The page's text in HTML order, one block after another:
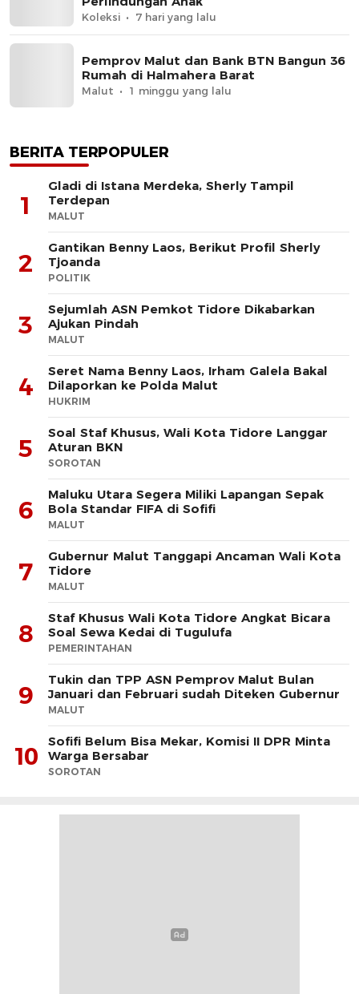
Koleksi 7 hari yang lalu
Pemprov Malut dan Bank BTN Bangun 36
Rumah di Halmahera Barat
Malut 1 minggu yang lalu
BERITA TERPOPULER
1
Gladi di Istana Merdeka, Sherly Tampil
Terdepan
MALUT
2
Gantikan Benny Laos, Berikut Profil Sherly
Tjoanda
POLITIK
3
Sejumlah ASN Pemkot Tidore Dikabarkan
Ajukan Pindah
MALUT
4
Seret Nama Benny Laos, Irham Galela Bakal
Dilaporkan ke Polda Malut
HUKRIM
5
Soal Staf Khusus, Wali Kota Tidore Langgar
Aturan BKN
SOROTAN
6
Maluku Utara Segera Miliki Lapangan Sepak
Bola Standar FIFA di Sofifi
MALUT
7
Gubernur Malut Tanggapi Ancaman Wali Kota
Tidore
MALUT
8
Staf Khusus Wali Kota Tidore Angkat Bicara
Soal Sewa Kedai di Tugulufa
PEMERINTAHAN
9
Tukin dan TPP ASN Pemprov Malut Bulan
Januari dan Februari sudah Diteken Gubernur
MALUT
10
Sofifi Belum Bisa Mekar, Komisi II DPR Minta
Warga Bersabar
SOROTAN